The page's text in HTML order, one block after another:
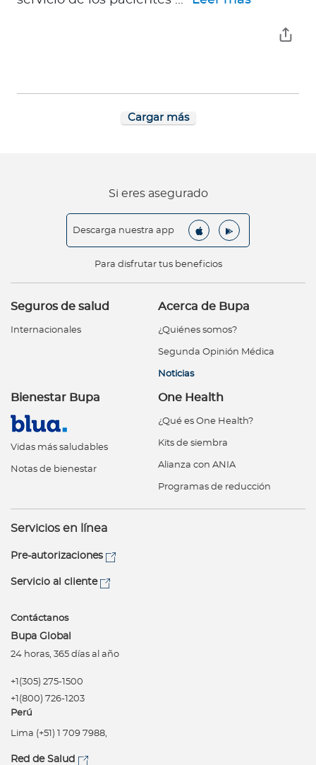
Cargar más
Si eres asegurado
Descarga nuestra app
Para disfrutar tus beneficios
Seguros de salud
Internacionales
Acerca de Bupa
¿Quiénes somos?
Segunda Opinión Médica
Noticias
Bienestar Bupa
Vidas más saludables
Notas de bienestar
One Health
¿Qué es One Health?
Kits de siembra
Alianza con ANIA
Programas de reducción
Servicios en línea
Pre-autorizaciones
Servicio al cliente
Contáctanos
Bupa Global
24 horas, 365 días al año
+1(305) 275-1500
+1(800) 726-1203
Perú
Lima (+51) 1 709 7988,
Red de Salud